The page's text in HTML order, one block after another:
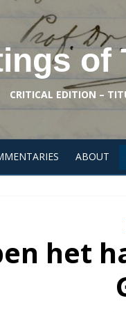
of
CRITICAL EDITION –
ABOUT
het